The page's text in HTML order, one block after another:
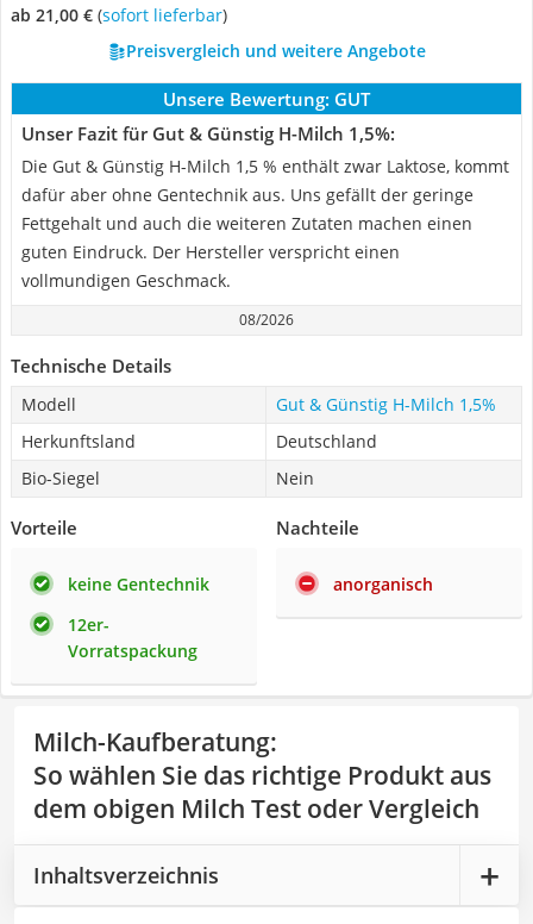
ab 21,00 € ( Sofort lieferbar)
Preisvergleich und weitere Angebote
Unsere Bewertung: GUT
Unser Fazit für Gut & Günstig H-Milch 1,5%:
Die Gut & Günstig H-Milch 1,5 % enthält zwar Laktose, kommt
dafür aber ohne Gentechnik aus. Uns gefällt der geringe
Fettgehalt und auch die weiteren Zutaten machen einen
guten Eindruck. Der Hersteller verspricht einen
vollmundigen Geschmack.
08/2026
Technische Details
Modell
Gut & Günstig H-Milch 1,5%
Herkunftsland
Deutschland
Bio-Siegel
Nein
Vorteile
keine Gentechnik
12er-
Vorratspackung
Nachteile
anorganisch
Milch-Kaufberatung:
So wählen Sie das richtige Produkt aus
dem obigen Milch Test oder Vergleich
Inhaltsverzeichnis